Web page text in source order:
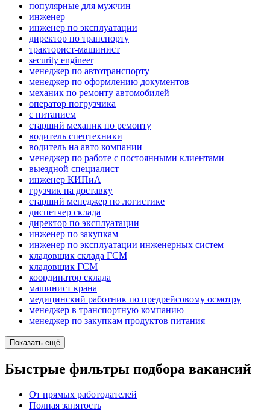
популярные для мужчин
инженер
инженер по эксплуатации
директор по транспорту
тракторист-машинист
security engineer
менеджер по автотранспорту
менеджер по оформлению документов
механик по ремонту автомобилей
оператор погрузчика
с питанием
старший механик по ремонту
водитель спецтехники
водитель на авто компании
менеджер по работе с постоянными клиентами
выездной специалист
инженер КИПиА
грузчик на доставку
старший менеджер по логистике
диспетчер склада
директор по эксплуатации
инженер по закупкам
инженер по эксплуатации инженерных систем
кладовщик склада ГСМ
кладовщик ГСМ
координатор склада
машинист крана
медицинский работник по предрейсовому осмотру
менеджер в транспортную компанию
менеджер по закупкам продуктов питания
Показать ещё
Быстрые фильтры подбора вакансий
От прямых работодателей
Полная занятость